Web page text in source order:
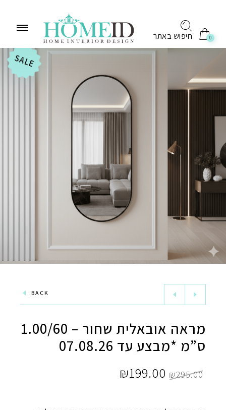
חיפוש באתר 0
SALE
BACK
מראה אובאלית שחור – 1.00/60
ס”מ *מבצע עד 07.08.26
₪295.00
המחיר ₪199.00